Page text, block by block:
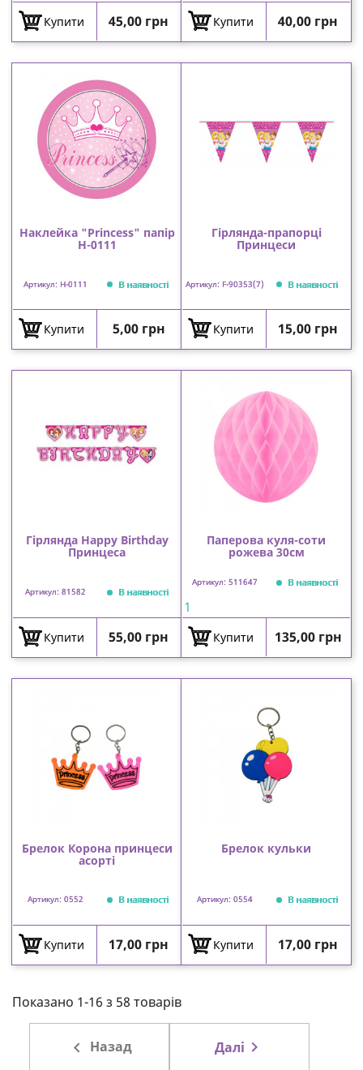
Купити Ціна
45,00 грн Купити Ціна
40,00 грн
Наклейка "Princess" папір
Н-0111
Артикул: Н-0111 В наявності
Купити Ціна
5,00 грн
Гірлянда-прапорці
Принцеси
Артикул: F-90353(7) В наявності
Купити Ціна
15,00 грн
Гірлянда Happy Birthday
Принцеса
Артикул: 81582 В наявності
Купити Ціна
55,00 грн
Паперова куля-соти
рожева 30см
Артикул: 511647 В наявності
1
Купити Ціна
135,00 грн
Брелок Корона принцеси
асорті
Артикул: 0552 В наявності
Купити Ціна
17,00 грн
Брелок кульки
Артикул: 0554 В наявності
Купити Ціна
17,00 грн
Показано 1-16 з 58 товарів
 Назад Далі 